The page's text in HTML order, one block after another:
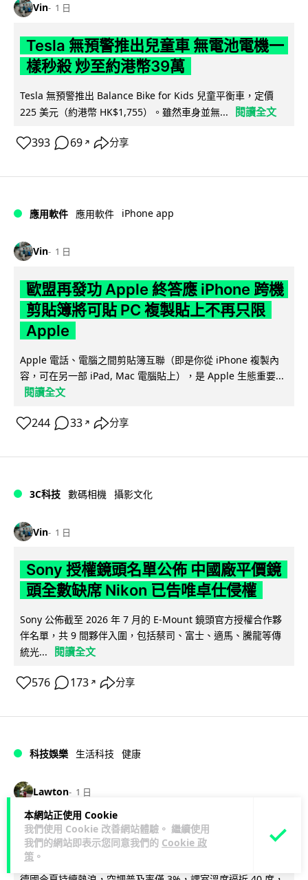
本網站正使用 Cookie
我們使用 Cookie 改善網站體驗。 繼續使用
我們的網站即表示您同意我們的 Cookie 政
策 。
Vin 1 日
Tesla 無預警推出兒童車 無電池電機一
樣秒殺 炒至約港幣39萬
Tesla 無預警推出 Balance Bike for Kids 兒童平衡車，定價
225 美元（約港幣 HK$1,755）。雖然車身並無...
閱讀全文
393 69 ↗ 分享
應用軟件 應用軟件 iPhone app
Vin 1 日
歐盟再發功 Apple 終答應 iPhone 跨機
剪貼簿將可貼 PC 複製貼上不再只限
Apple
Apple 電話、電腦之間剪貼簿互聯（即是你從 iPhone 複製內
容，可在另一部 iPad, Mac 電腦貼上），是 Apple 生態重要...
閱讀全文
244 33 ↗ 分享
3C科技 數碼相機 攝影文化
Vin 1 日
Sony 授權鏡頭名單公佈 中國廠平價鏡
頭全數缺席 Nikon 已告唯卓仕侵權
Sony 公佈截至 2026 年 7 月的 E-Mount 鏡頭官方授權合作夥
伴名單，共 9 間夥伴入圍，包括蔡司、富士、適馬、騰龍等傳
統光...
閱讀全文
576 173 ↗ 分享
科技娛樂 生活科技 健康
Lawton 1 日
室內空氣 40 度暑熱難耐 德國空調普及
率僅 3% 大眾繼續忍的最大原因